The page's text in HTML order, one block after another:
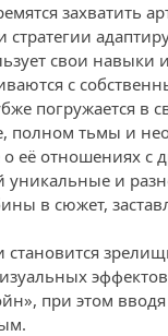
захватить
свои навыки
с
погружается в
тьмы и
её отношениях с
уникальные и
в сюжет,
при этом